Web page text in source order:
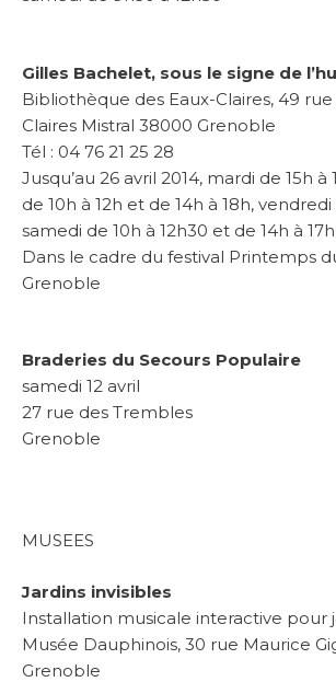
Gilles Bachelet, sous le signe de
Bibliothèque des Eaux-Claires, 49 rue
Claires Mistral 38000 Grenoble
Tél : 04 76 21 25 28
Jusqu’au 26 avril 2014, mardi de 15h
de 10h à 12h et de 14h à 18h, vendredi
samedi de 10h à 12h30 et de 14h à 17h
Dans le cadre du festival Printemps
Grenoble
Braderies du Secours Populaire
samedi 12 avril
27 rue des Trembles
Grenoble
MUSEES
Jardins invisibles
Installation musicale interactive pour
Musée Dauphinois, 30 rue Maurice
Grenoble